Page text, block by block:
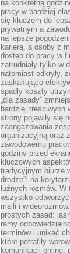
na konkretną
pracy w bardziej
się kluczem do
prywatnym a
na lepsze
karierą, a osoby z
dostęp do pracy w
zatrudniały tylko w
natomiast odkryły,
zaskakująco
spadły koszty
„dla zasady”
bardziej treściwych
strony pojawiły się
zaangażowania
organizacyjną oraz
zawodowemu
godziny przed
kluczowych
tradycyjnym biurze
drodze”: na
luźnych rozmów.
wszystko
maili i
prostych zasad:
ramy
terminów i unikać
które potrafiły
komunikacji online,